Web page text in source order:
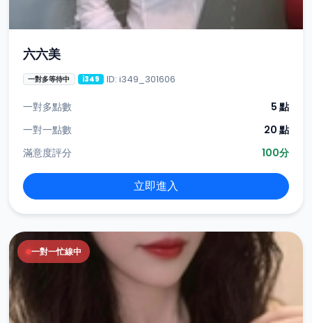
六六美
一對多等待中 i349 ID: i349_301606
一對多點數
5 點
一對一點數
20 點
滿意度評分
100分
立即進入
一對一忙線中